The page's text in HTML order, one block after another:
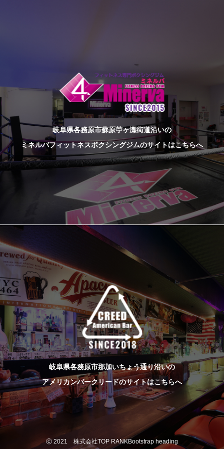
Ⓒ 2021 株式会社TOP RANKBootstrap heading
岐阜県各務原市蘇原苧ヶ瀬街道沿いの
ミネルバフィットネスボクシングジムのサイトはこちらへ
岐阜県各務原市那加いちょう通り沿いの
アメリカンバークリードのサイトはこちらへ